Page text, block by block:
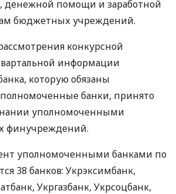
денежной помощи и заработной
бюджетных учреждений.
конкурсной
информации
которую обязаны
банки, принято
уполномоченными
финучреждений.
уполномоченными банками по
38 банков: Укрэксимбанк,
Укргазбанк, Укрсоцбанк,